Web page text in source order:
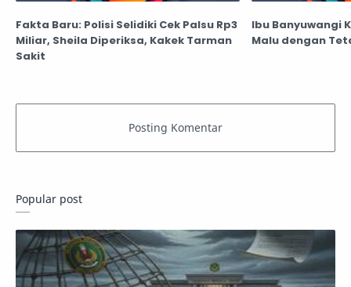
Fakta Baru: Polisi Selidiki Cek Palsu Rp3
Miliar, Sheila Diperiksa, Kakek Tarman
Sakit
Ibu Banyuwangi
Malu dengan
Popular post